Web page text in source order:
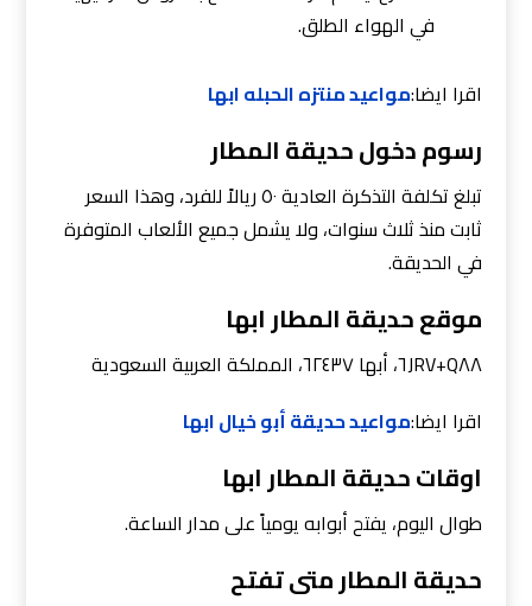
في الهواء الطلق.
اقرا ايضا:مواعيد منتزه الحبله ابها
رسوم دخول حديقة المطار
تبلغ تكلفة التذكرة العادية ٥٠ ريالاً للفرد، وهذا السعر
ثابت منذ ثلاث سنوات، ولا يشمل جميع الألعاب المتوفرة
في الحديقة.
موقع حديقة المطار ابها
٦JRV+Q٨٨، أبها ٦٢٤٣٧، المملكة العربية السعودية
اقرا ايضا:مواعيد حديقة أبو خيال ابها
اوقات حديقة المطار ابها
طوال اليوم، يفتح أبوابه يومياً على مدار الساعة.
حديقة المطار متى تفتح